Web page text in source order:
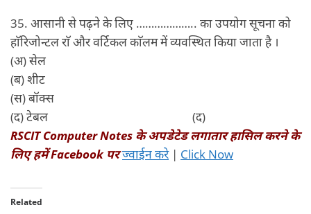
35. आसानी से पढ़ने के लिए ……………….. का उपयोग सूचना को
हाॅरिजोन्टल राॅ और वर्टिकल काॅलम में व्यवस्थित किया जाता है ।
(अ) सेल
(ब) शीट
(स) बॉक्‍स
(द) टेबल (द)
RSCIT Computer Notes के अपडेटेड लगातार हासिल करने के
लिए हमेंFacebook परज्वाईन करे| Click Now
Related